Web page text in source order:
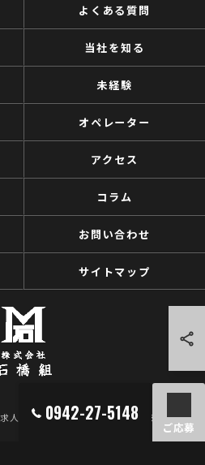
0942-27-5148
ご応募
よくある質問
当社を知る
未経験
オペレーター
アクセス
コラム
お問い合わせ
サイトマップ
ら株式会社石橋組 ALL RIGHTS RESERVED.